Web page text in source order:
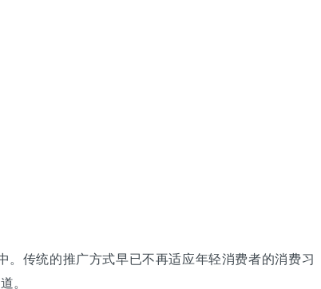
传统的推广方式早已不再适应年轻消费者的消费习
。